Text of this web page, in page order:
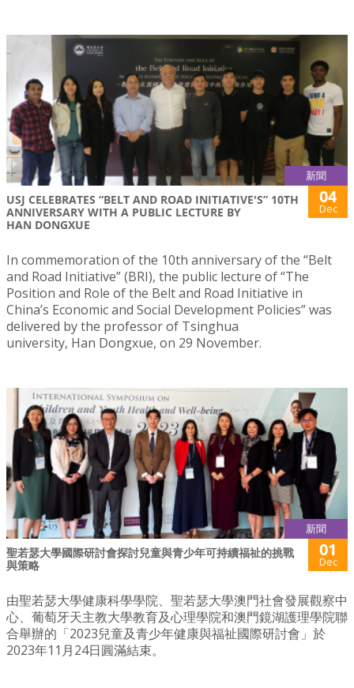
新聞
USJ CELEBRATES “BELT AND ROAD INITIATIVE'S” 10TH
ANNIVERSARY WITH A PUBLIC LECTURE BY
HAN DONGXUE
04
Dec
In commemoration of the 10th anniversary of the “Belt
and Road Initiative” (BRI), the public lecture of “The
Position and Role of the Belt and Road Initiative in
China’s Economic and Social Development Policies” was
delivered by the professor of Tsinghua
university, Han Dongxue, on 29 November.
新聞
聖若瑟大學國際研討會探討兒童與青少年可持續福祉的挑戰
與策略
01
Dec
由聖若瑟大學健康科學學院、聖若瑟大學澳門社會發展觀察中
心、葡萄牙天主教大學教育及心理學院和澳門鏡湖護理學院聯
合舉辦的「2023兒童及青少年健康與福祉國際研討會」於
2023年11月24日圓滿結束。